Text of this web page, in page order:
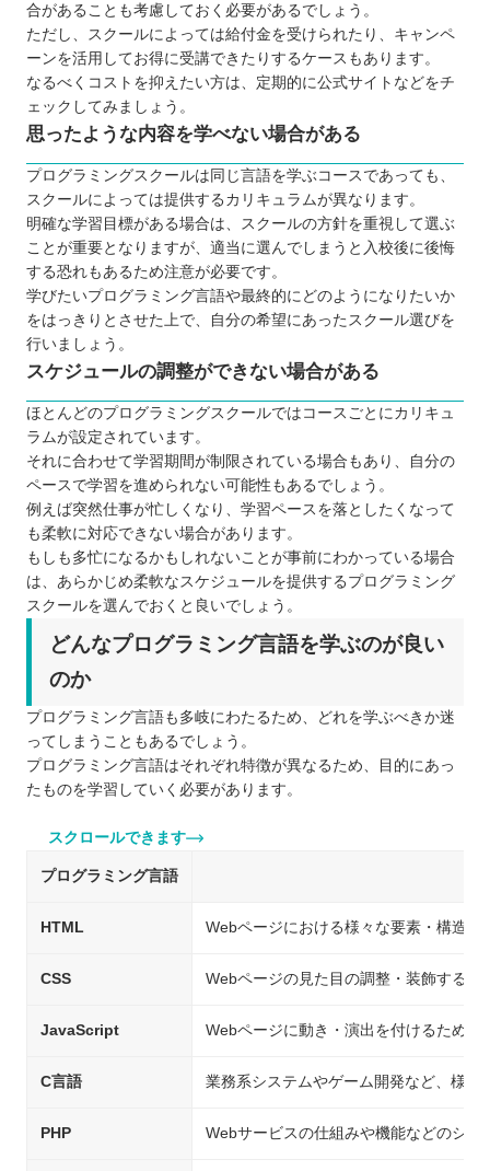
合があることも考慮しておく必要があるでしょう。
ただし、スクールによっては給付金を受けられたり、キャンペ
ーンを活用してお得に受講できたりするケースもあります。
なるべくコストを抑えたい方は、定期的に公式サイトなどをチ
ェックしてみましょう。
思ったような内容を学べない場合がある
プログラミングスクールは同じ言語を学ぶコースであっても、
スクールによっては提供するカリキュラムが異なります。
明確な学習目標がある場合は、スクールの方針を重視して選ぶ
ことが重要となりますが、適当に選んでしまうと入校後に後悔
する恐れもあるため注意が必要です。
学びたいプログラミング言語や最終的にどのようになりたいか
をはっきりとさせた上で、自分の希望にあったスクール選びを
行いましょう。
スケジュールの調整ができない場合がある
ほとんどのプログラミングスクールではコースごとにカリキュ
ラムが設定されています。
それに合わせて学習期間が制限されている場合もあり、自分の
ペースで学習を進められない可能性もあるでしょう。
例えば突然仕事が忙しくなり、学習ペースを落としたくなって
も柔軟に対応できない場合があります。
もしも多忙になるかもしれないことが事前にわかっている場合
は、あらかじめ柔軟なスケジュールを提供するプログラミング
スクールを選んでおくと良いでしょう。
どんなプログラミング言語を学ぶのが良い
のか
プログラミング言語も多岐にわたるため、どれを学ぶべきか迷
ってしまうこともあるでしょう。
プログラミング言語はそれぞれ特徴が異なるため、目的にあっ
たものを学習していく必要があります。
スクロールできます
プログラミング言語
HTML Webページにおける様々な要素・構造を
CSS Webページの見た目の調整・装飾するた
JavaScript Webページに動き・演出を付けるための
C言語 業務系システムやゲーム開発など、様
PHP Webサービスの仕組みや機能などのシス